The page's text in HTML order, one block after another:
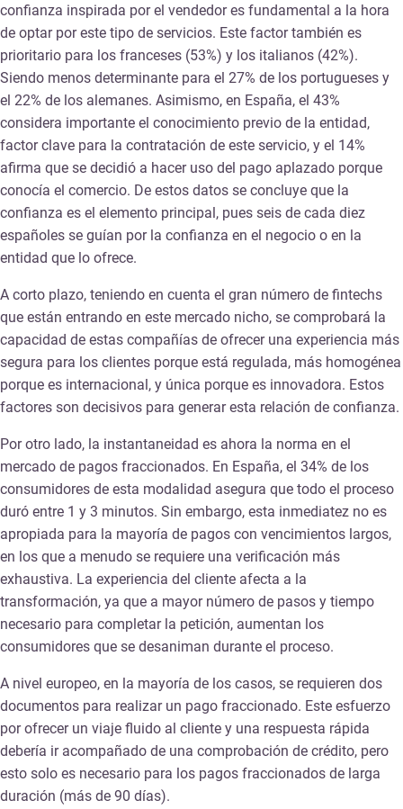
confianza inspirada por el vendedor es fundamental a la hora
de optar por este tipo de servicios. Este factor también es
prioritario para los franceses (53%) y los italianos (42%).
Siendo menos determinante para el 27% de los portugueses y
el 22% de los alemanes. Asimismo, en España, el 43%
considera importante el conocimiento previo de la entidad,
factor clave para la contratación de este servicio, y el 14%
afirma que se decidió a hacer uso del pago aplazado porque
conocía el comercio. De estos datos se concluye que la
confianza es el elemento principal, pues seis de cada diez
españoles se guían por la confianza en el negocio o en la
entidad que lo ofrece.
A corto plazo, teniendo en cuenta el gran número de fintechs
que están entrando en este mercado nicho, se comprobará la
capacidad de estas compañías de ofrecer una experiencia más
segura para los clientes porque está regulada, más homogénea
porque es internacional, y única porque es innovadora. Estos
factores son decisivos para generar esta relación de confianza.
Por otro lado, la instantaneidad es ahora la norma en el
mercado de pagos fraccionados. En España, el 34% de los
consumidores de esta modalidad asegura que todo el proceso
duró entre 1 y 3 minutos. Sin embargo, esta inmediatez no es
apropiada para la mayoría de pagos con vencimientos largos,
en los que a menudo se requiere una verificación más
exhaustiva. La experiencia del cliente afecta a la
transformación, ya que a mayor número de pasos y tiempo
necesario para completar la petición, aumentan los
consumidores que se desaniman durante el proceso.
A nivel europeo, en la mayoría de los casos, se requieren dos
documentos para realizar un pago fraccionado. Este esfuerzo
por ofrecer un viaje fluido al cliente y una respuesta rápida
debería ir acompañado de una comprobación de crédito, pero
esto solo es necesario para los pagos fraccionados de larga
duración (más de 90 días).